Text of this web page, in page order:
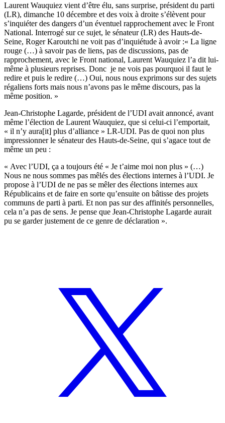
Laurent Wauquiez vient d’être élu, sans surprise, président du parti
(LR), dimanche 10 décembre et des voix à droite s’élèvent pour
s’inquiéter des dangers d’un éventuel rapprochement avec le Front
National. Interrogé sur ce sujet, le sénateur (LR) des Hauts-de-
Seine, Roger Karoutchi ne voit pas d’inquiétude à avoir :« La ligne
rouge (…) à savoir pas de liens, pas de discussions, pas de
rapprochement, avec le Front national, Laurent Wauquiez l’a dit lui-
même à plusieurs reprises. Donc je ne vois pas pourquoi il faut le
redire et puis le redire (…) Oui, nous nous exprimons sur des sujets
régaliens forts mais nous n’avons pas le même discours, pas la
même position. »
Jean-Christophe Lagarde, président de l’UDI avait annoncé, avant
même l’élection de Laurent Wauquiez, que si celui-ci l’emportait,
« il n’y aura[it] plus d’alliance » LR-UDI. Pas de quoi non plus
impressionner le sénateur des Hauts-de-Seine, qui s’agace tout de
même un peu :
« Avec l’UDI, ça a toujours été « Je t’aime moi non plus » (…)
Nous ne nous sommes pas mêlés des élections internes à l’UDI. Je
propose à l’UDI de ne pas se mêler des élections internes aux
Républicains et de faire en sorte qu’ensuite on bâtisse des projets
communs de parti à parti. Et non pas sur des affinités personnelles,
cela n’a pas de sens. Je pense que Jean-Christophe Lagarde aurait
pu se garder justement de ce genre de déclaration ».